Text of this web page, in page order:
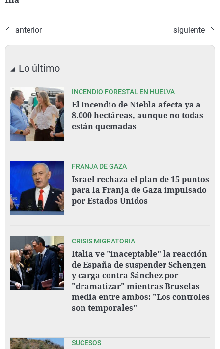
anterior siguiente
Lo último
INCENDIO FORESTAL EN HUELVA
El incendio de Niebla afecta ya a
8.000 hectáreas, aunque no todas
están quemadas
FRANJA DE GAZA
Israel rechaza el plan de 15 puntos
para la Franja de Gaza impulsado
por Estados Unidos
CRISIS MIGRATORIA
Italia ve "inaceptable" la reacción
de España de suspender Schengen
y carga contra Sánchez por
"dramatizar" mientras Bruselas
media entre ambos: "Los controles
son temporales"
SUCESOS